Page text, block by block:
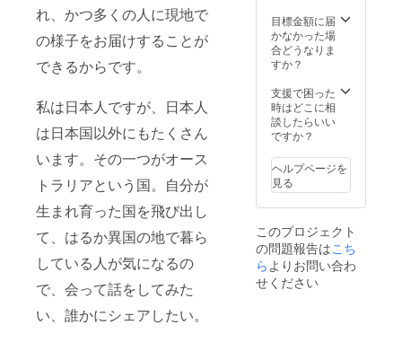
れ、かつ多くの人に現地で
の様子をお届けすることが
できるからです。
私は日本人ですが、日本人
は日本国以外にもたくさん
います。その一つがオース
トラリアという国。自分が
生まれ育った国を飛び出し
て、はるか異国の地で暮ら
している人が気になるの
で、会って話をしてみた
い、誰かにシェアしたい。
プロ
フィー
ルより
い）で
お届け
予定！
上乗せ
（任
お待ち
してお
りま
す！
【備
考】 購
入の
手伝い
をして
いるの
前の冬
からは
私が住
む飛騨
レモン
のお裾
分けも
始めま
という
こと
で、今
回は私
戸内の
穏やか
な海を
できま
す。 島
に行く
たびに
モンや
みかん
の剪
定、収
手伝い
をして
いるの
です
が、2年
帰りた
くなっ
てい
る？
ロッと
涙し
ちゃう
かも！
と独特
な文書
表現の
私のメ
をお楽
しみく
ださ
い！ そ
して、
目標金額に届
かなかった場
合どうなりま
すか？
支援で困った
時はどこに相
談したらいい
ですか？
ヘルプページを
見る
このプロジェクト
の問題報告はこち
ら よりお問い合わ
せください